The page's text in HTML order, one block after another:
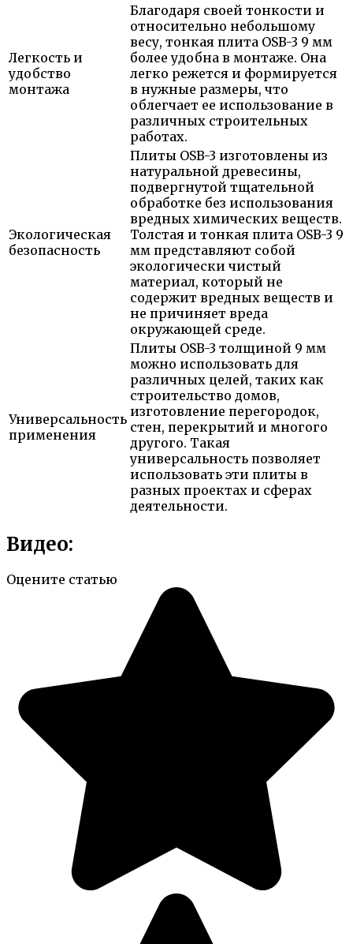
Легкость и
удобство
монтажа
Благодаря своей тонкости и
относительно небольшому
весу, тонкая плита OSB-3 9 мм
более удобна в монтаже. Она
легко режется и формируется
в нужные размеры, что
облегчает ее использование в
различных строительных
работах.
Экологическая
безопасность
Плиты OSB-3 изготовлены из
натуральной древесины,
подвергнутой тщательной
обработке без использования
вредных химических веществ.
Толстая и тонкая плита OSB-3 9
мм представляют собой
экологически чистый
материал, который не
содержит вредных веществ и
не причиняет вреда
окружающей среде.
Универсальность
применения
Плиты OSB-3 толщиной 9 мм
можно использовать для
различных целей, таких как
строительство домов,
изготовление перегородок,
стен, перекрытий и многого
другого. Такая
универсальность позволяет
использовать эти плиты в
разных проектах и сферах
деятельности.
Видео:
Оцените статью